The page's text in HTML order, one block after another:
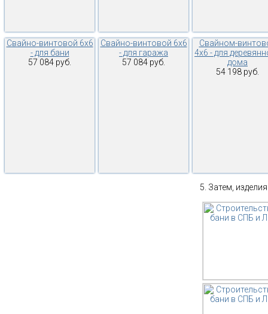
Свайно-винтовой 6х6
- для бани
57 084 руб.
Свайно-винтовой 6х6
- для гаража
57 084 руб.
Свайном-
4х6 - для
дома
54 198 руб.
Затем,